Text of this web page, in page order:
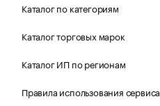
Каталог по категориям
Каталог торговых марок
Каталог ИП по регионам
Правила использования сервиса